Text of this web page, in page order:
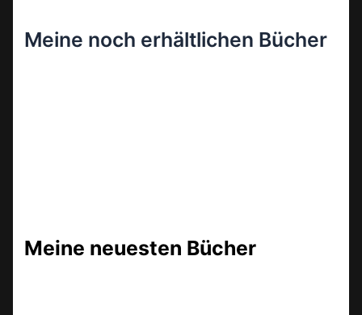
Meine noch erhältlichen Bücher
Meine neuesten Bücher